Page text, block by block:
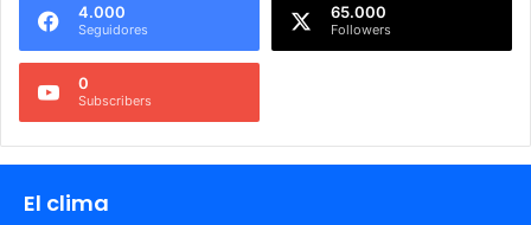
4.000
Seguidores
65.000
Followers
0
Subscribers
El clima